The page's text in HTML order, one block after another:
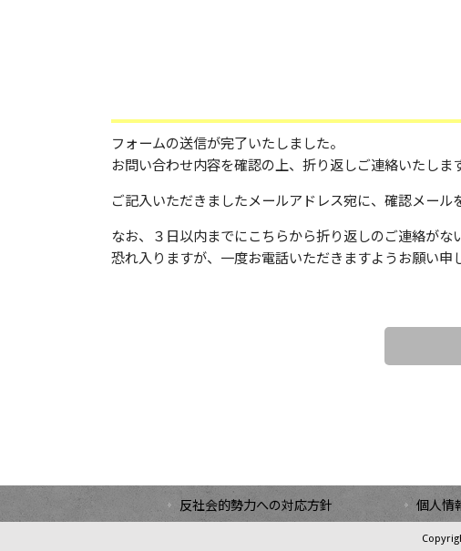
フォームの送信が完了いたしました。
お問い合わせ内容を確認の上、折り返しご連絡いたします
ご記入いただきましたメールアドレス宛に、確認メール
なお、３日以内までにこちらから折り返しのご連絡がな
恐れ入りますが、一度お電話いただきますようお願い申
反社会的勢力への対応方針 個人情